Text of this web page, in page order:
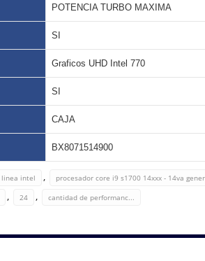
POTENCIA TURBO MAXIMA
SI
Graficos UHD Intel 770
SI
CAJA
BX8071514900
linea intel , procesador core i9 s1700 14xxx - 14va
, 24 , cantidad de performanc...